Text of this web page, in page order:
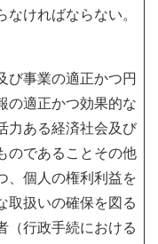
ければならない。
び事業の適正かつ円
の適正かつ効果的な
力ある経済社会及び
のであることその他
、個人の権利利益を
取扱いの確保を図る
（行政手続における